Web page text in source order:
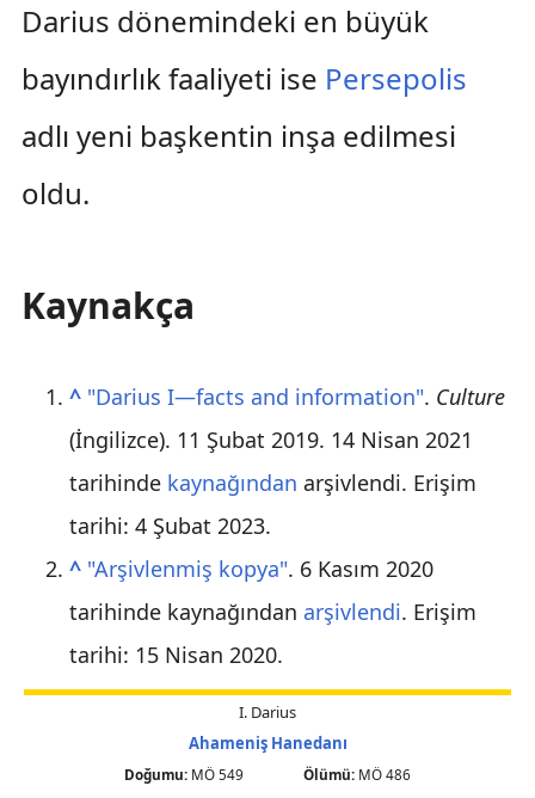
Darius dönemindeki en büyük
bayındırlık faaliyeti ise Persepolis
adlı yeni başkentin inşa edilmesi
oldu.
Kaynakça
^ "Darius I—facts and information". Culture
(İngilizce). 11 Şubat 2019. 14 Nisan 2021
tarihinde kaynağından arşivlendi. Erişim
tarihi: 4 Şubat 2023.
^ "Arşivlenmiş kopya". 6 Kasım 2020
tarihinde kaynağından arşivlendi. Erişim
tarihi: 15 Nisan 2020.
I. Darius
Ahameniş Hanedanı
Doğumu: MÖ 549 Ölümü:MÖ 486